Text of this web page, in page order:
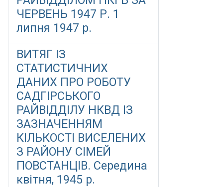
ЧЕРВЕНЬ 1947 Р. 1
липня 1947 р.
ВИТЯГ ІЗ
СТАТИСТИЧНИХ
ДАНИХ ПРО РОБОТУ
САДГІРСЬКОГО
РАЙВІДДІЛУ НКВД ІЗ
ЗАЗНАЧЕННЯМ
КІЛЬКОСТІ ВИСЕЛЕНИХ
З РАЙОНУ СІМЕЙ
ПОВСТАНЦІВ. Середина
квітня, 1945 р.